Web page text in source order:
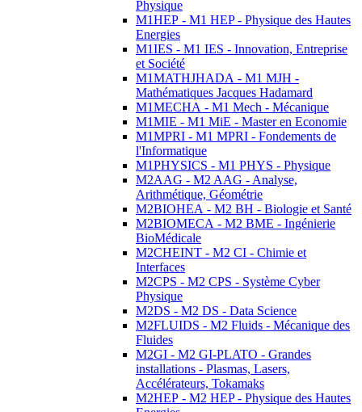
Physique
M1HEP - M1 HEP - Physique des Hautes
Energies
M1IES - M1 IES - Innovation, Entreprise
et Société
M1MATHJHADA - M1 MJH -
Mathématiques Jacques Hadamard
M1MECHA - M1 Mech - Mécanique
M1MIE - M1 MiE - Master en Economie
M1MPRI - M1 MPRI - Fondements de
l'Informatique
M1PHYSICS - M1 PHYS - Physique
M2AAG - M2 AAG - Analyse,
Arithmétique, Géométrie
M2BIOHEA - M2 BH - Biologie et Santé
M2BIOMECA - M2 BME - Ingénierie
BioMédicale
M2CHEINT - M2 CI - Chimie et
Interfaces
M2CPS - M2 CPS - Système Cyber
Physique
M2DS - M2 DS - Data Science
M2FLUIDS - M2 Fluids - Mécanique des
Fluides
M2GI - M2 GI-PLATO - Grandes
installations - Plasmas, Lasers,
Accélérateurs, Tokamaks
M2HEP - M2 HEP - Physique des Hautes